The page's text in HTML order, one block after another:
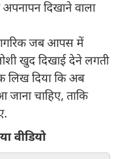
दिखाने वाला
जब आपस में
खुद दिखाई देने लगती
दिया कि अब
जाना चाहिए, ताकि
वीडियो